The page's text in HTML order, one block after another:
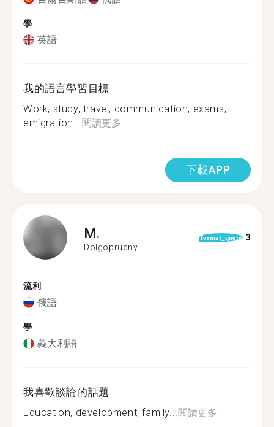
學
英語
我的語言學習目標
Work, study, travel, communication, exams,
emigration...閱讀更多
下載APP
M.
Dolgoprudny
format_quote 3
流利
俄語
學
義大利語
我喜歡談論的話題
Education, development, family...閱讀更多